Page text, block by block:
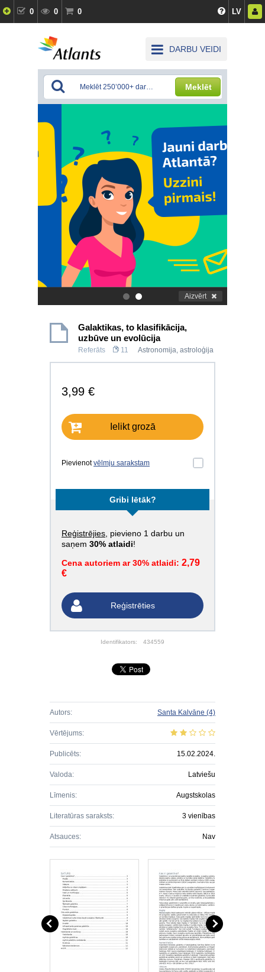
0 0 0 LV
DARBU VEIDI
Meklēt
. Aizvērt
Galaktikas, to klasifikācija,
uzbūve un evolūcija
Referāts 11 Astronomija, astroloģija
3,99 €
Ielikt grozā
Pievienotvēlmju sarakstam
Gribi lētāk?
Reģistrējies , pievieno 1 darbu un
saņem 30% atlaidi!
Cena autoriem ar 30% atlaidi: 2,79
€
Reģistrēties
Identifikators: 434559
Autors: Santa Kalvāne (4)
Vērtējums:
Publicēts: 15.02.2024.
Valoda: Latviešu
Līmenis: Augstskolas
Literatūras saraksts: 3 vienības
Atsauces: Nav